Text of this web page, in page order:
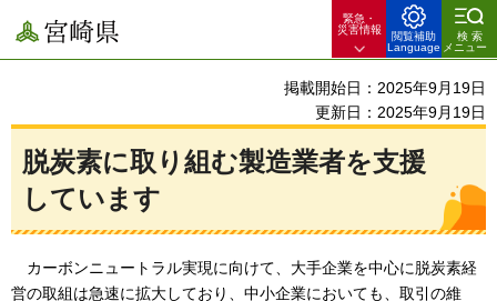
宮崎県
緊急・
災害情報
閲覧補助
Language
検索
メニュー
掲載開始日：2025年9月19日
更新日：2025年9月19日
脱炭素に取り組む製造業者を支援
しています
カーボンニュートラル実現に向けて、大手企業を中心に脱炭素経
営の取組は急速に拡大しており、中小企業においても、取引の維